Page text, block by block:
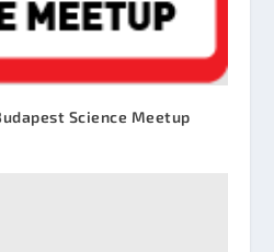
Science Meetup